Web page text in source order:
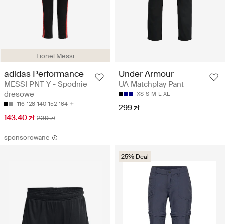
Lionel Messi
adidas Performance
MESSI PNT Y - Spodnie
dresowe
116 128 140 152 164
143.40 zł 239 zł
Under Armour
UA Matchplay Pant
XS S M L XL
299 zł
sponsorowane
25% Deal